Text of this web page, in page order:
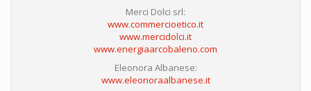
Merci Dolci srl:
www.commercioetico.it
www.mercidolci.it
www.energiaarcobaleno.com
Eleonora Albanese:
www.eleonoraalbanese.it